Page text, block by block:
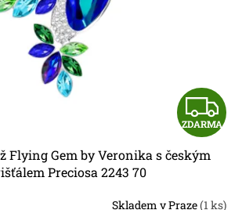
Z
D
ZDARMA
Flying Gem by Veronika s českým
Preciosa 2243 70
Skladem v Praze(1 ks)